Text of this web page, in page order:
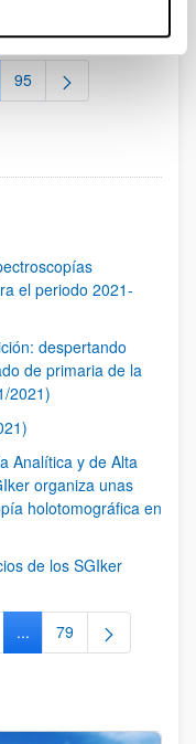
intermedias Use TAB
Página
95
el periodo 2021-
despertando
de primaria de la
2021)
Analítica y de Alta
organiza unas
holotomográfica en
de los SGIker
Use TAB para
...Páginas intermedias
Página
79